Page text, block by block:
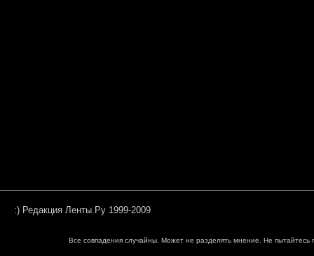
:) Редакция Ленты.Ру 1999-2009
Все совпадения случайны. Может не разделять мнение. Не